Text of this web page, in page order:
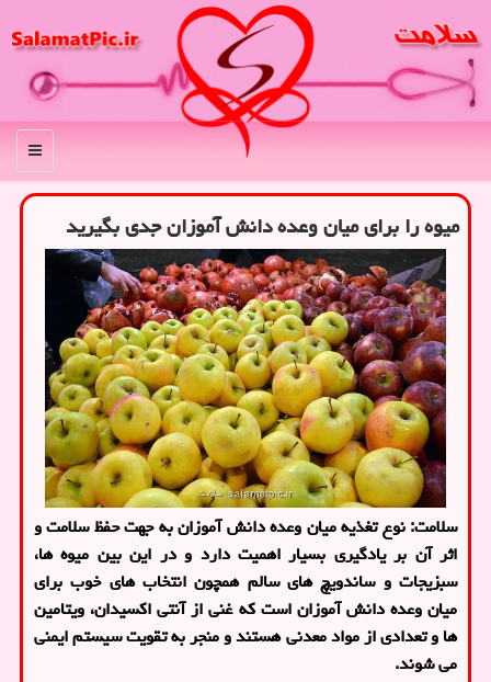
منو
میوه را برای میان وعده دانش آموزان جدی بگیرید
سلامت: نوع تغذیه میان وعده دانش آموزان به جهت حفظ سلامت و
اثر آن بر یادگیری بسیار اهمیت دارد و در این بین میوه ها،
سبزیجات و ساندویچ های سالم همچون انتخاب های خوب برای
میان وعده دانش آموزان است که غنی از آنتی اکسیدان، ویتامین
ها و تعدادی از مواد معدنی هستند و منجر به تقویت سیستم ایمنی
می شوند.